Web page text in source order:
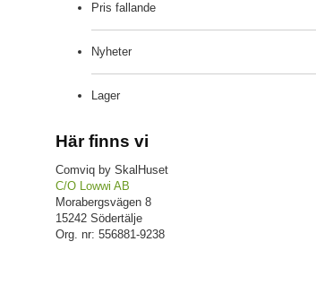
Pris fallande
Nyheter
Lager
Här finns vi
Comviq by SkalHuset
C/O Lowwi AB
Morabergsvägen 8
15242 Södertälje
Org. nr: 556881-9238